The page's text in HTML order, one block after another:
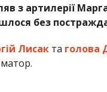
з артилерії
без
Лисак та голова